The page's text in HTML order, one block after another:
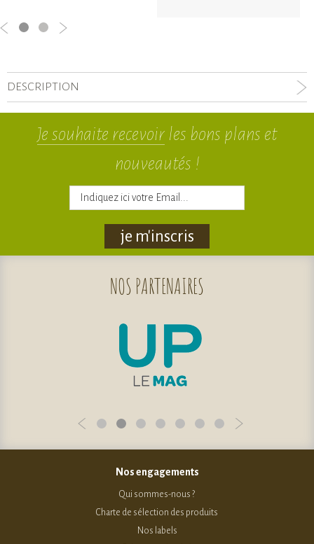
DESCRIPTION
Je souhaite recevoirles bons plans et
nouveautés !
je m'inscris
NOS PARTENAIRES
Nos engagements
Qui sommes-nous ?
Charte de sélection des produits
Nos labels